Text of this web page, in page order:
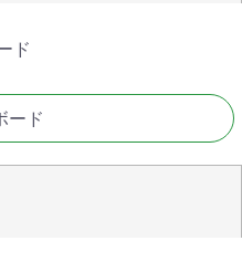
ド
ード